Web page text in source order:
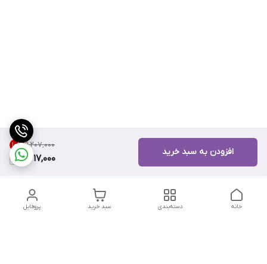
۹٬۲۰۷٬۰۰۰ 10%
8,217,000
افزودن به سبد خرید
پروفایل سبد خرید دسته‌بندی خانه